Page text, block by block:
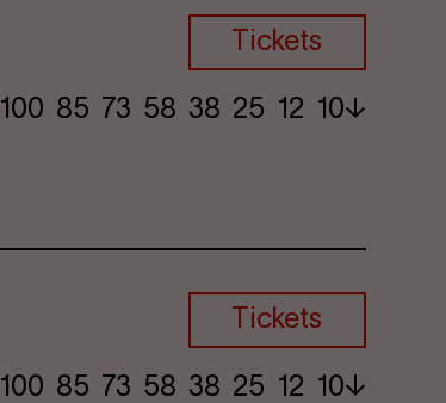
Tickets
​ 100 85 73​ 58 38 25​ 12 10
Tickets
​ 100 85 73​ 58 38 25​ 12 10